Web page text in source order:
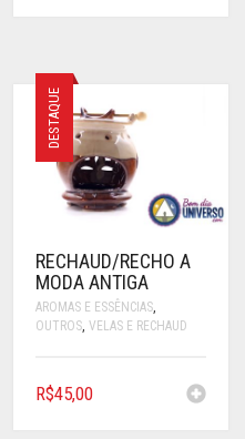
DESTAQUE
RECHAUD/RECHO A
MODA ANTIGA
AROMAS E ESSÊNCIAS
OUTROS VELAS E RECHAUD
R$45,00